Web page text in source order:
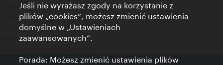
Terms of Use
Dostępność
Kontakt prasowy
Ustawienia cookies
Jeśli nie wyrażasz zgody na korzystanie z
plików „cookies”, możesz zmienić ustawienia
domyślne w „Ustawieniach
zaawansowanych”.
Porada: Możesz zmienić ustawienia plików